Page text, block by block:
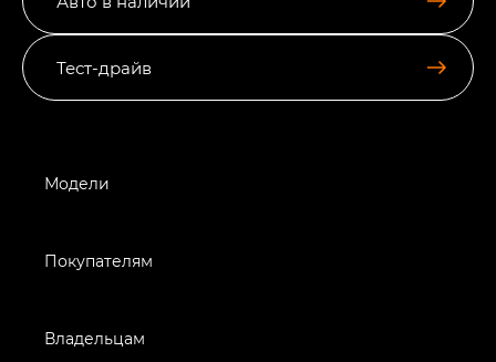
Тест-драйв
Модели
Покупателям
Владельцам